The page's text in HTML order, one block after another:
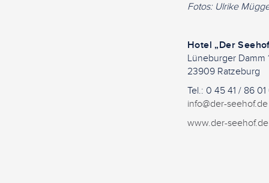
Fotos: Ulrike
Hotel „Der
Lüneburger Damm
23909 Ratzeburg
Tel.: 0 45 41 / 86 01
info@der-seehof.de
www.der-seehof.de